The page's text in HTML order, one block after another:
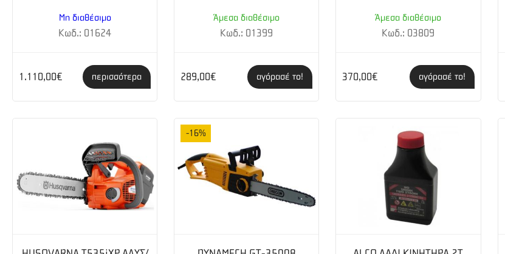
Μη διαθέσιμο
Κωδ.: 01624
1.110,00€ περισσότερα
Άμεσα διαθέσιμο
Κωδ.: 01399
289,00€ αγόρασέ το!
Άμεσα διαθέσιμο
Κωδ.: 03809
370,00€ αγόρασέ το!
-16%